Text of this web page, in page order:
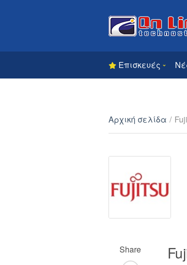
Επισκευές
Αρχική σελίδα /
Share